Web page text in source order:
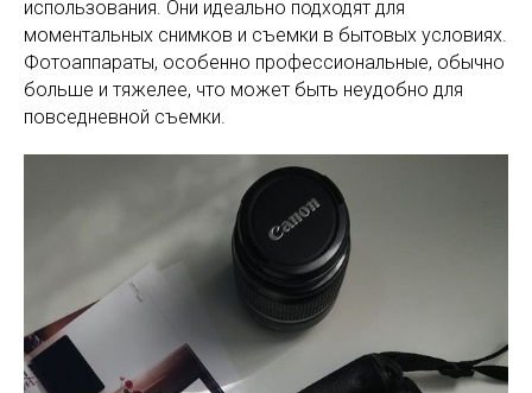
использования. Они идеально подходят для
моментальных снимков и съемки в бытовых условиях.
Фотоаппараты, особенно профессиональные, обычно
больше и тяжелее, что может быть неудобно для
повседневной съемки.